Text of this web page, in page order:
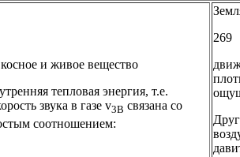
и живое вещество
тепловая энергия, т.е.
звука в газе v3B связана со
соотношением:
269